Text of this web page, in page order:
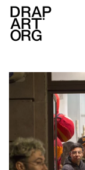
Skip to main